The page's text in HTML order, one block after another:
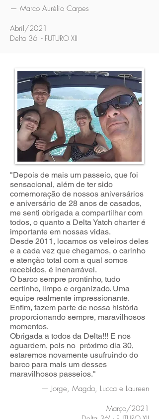
— Marco Aurélio Carpes
Abril/2021
Delta 36' - FUTURO XII
"Depois de mais um passeio, que foi
sensacional, além de ter sido
comemoração de nossos aniversários
e aniversário de 28 anos de casados,
me senti obrigada a compartilhar com
todos, o quanto a Delta Yatch charter é
importante em nossas vidas.
Desde 2011, locamos os veleiros deles
e a cada vez que chegamos, o carinho
e atenção total com a qual somos
recebidos, é inenarrável.
O barco sempre prontinho, tudo
certinho, limpo e organizado. Uma
equipe realmente impressionante.
Enfim, fazem parte de nossa história
proporcionando sempre, maravilhosos
momentos.
Obrigada a todos da Delta!!! E nos
aguardem, pois no próximo dia 30,
estaremos novamente usufruindo do
barco para mais um desses
maravilhosos passeios."
— Jorge, Magda, Lucca e Laureen
Março/2021